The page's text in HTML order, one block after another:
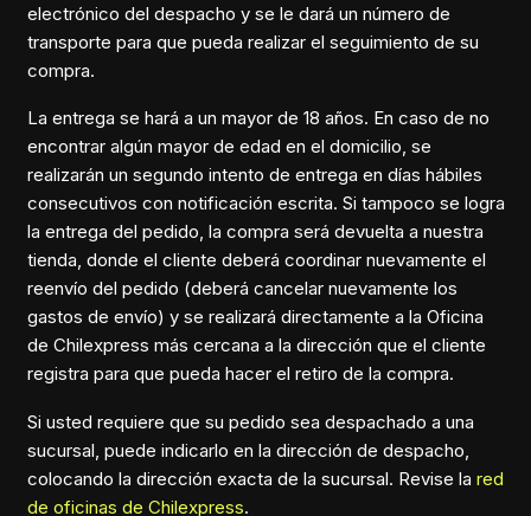
electrónico del despacho y se le dará un número de
transporte para que pueda realizar el seguimiento de su
compra.
La entrega se hará a un mayor de 18 años. En caso de no
encontrar algún mayor de edad en el domicilio, se
realizarán un segundo intento de entrega en días hábiles
consecutivos con notificación escrita. Si tampoco se logra
la entrega del pedido, la compra será devuelta a nuestra
tienda, donde el cliente deberá coordinar nuevamente el
reenvío del pedido (deberá cancelar nuevamente los
gastos de envío) y se realizará directamente a la Oficina
de Chilexpress más cercana a la dirección que el cliente
registra para que pueda hacer el retiro de la compra.
Si usted requiere que su pedido sea despachado a una
sucursal, puede indicarlo en la dirección de despacho,
colocando la dirección exacta de la sucursal. Revise la red
de oficinas de Chilexpress.